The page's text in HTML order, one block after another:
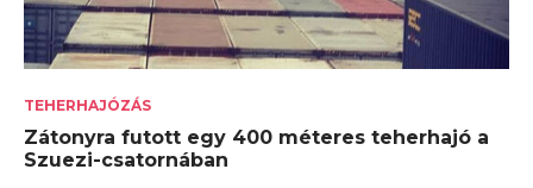
TEHERHAJÓZÁS
Zátonyra futott egy 400 méteres teherhajó a
Szuezi-csatornában